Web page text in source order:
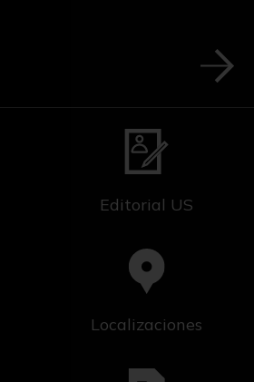
Editorial US
Localizaciones